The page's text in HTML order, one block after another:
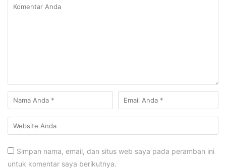
Simpan nama, email, dan situs web saya pada peramban ini
untuk komentar saya berikutnya.